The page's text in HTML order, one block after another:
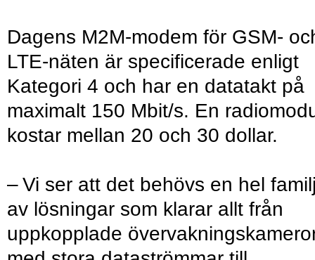
Dagens M2M-modem för GSM-
LTE-näten är specificerade enligt
Kategori 4 och har en datatakt på
maximalt 150 Mbit/s. En
kostar mellan 20 och 30 dollar.
– Vi ser att det behövs en hel
av lösningar som klarar allt från
uppkopplade